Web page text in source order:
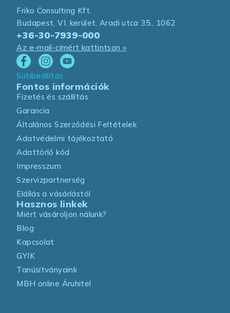
Friko Consulting Kft.
Budapest, VI. kerület, Aradi utca 35., 1062
+36-30-7939-000
Az e-mail-címért kattintson »
Sütibeállítás
Fontos információk
Fizetés és szállítás
Garancia
Általános Szerződési Feltételek
Adatvédelmi tájékoztató
Adattörlő kód
Impresszum
Szervizpartnerség
Elállás a vásárlástól
Hasznos linkek
Miért vásároljon nálunk?
Blog
Kapcsolat
GYIK
Tanúsítványaink
MBH online Áruhitel